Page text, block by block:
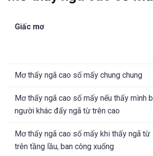
Giấc mơ
Mơ thấy ngã cao số mấy chung chung
Mơ thấy ngã cao số mấy nếu thấy mình
người khác đẩy ngã từ trên cao
Mơ thấy ngã cao số mấy khi thấy ngã từ
trên tầng lầu, ban công xuống